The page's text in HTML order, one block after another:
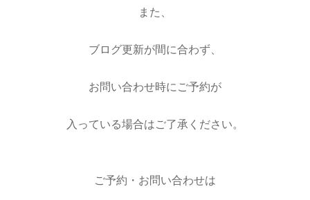
また、
ブログ更新が間に合わず、
お問い合わせ時にご予約が
入っている場合はご了承ください。
ご予約・お問い合わせは